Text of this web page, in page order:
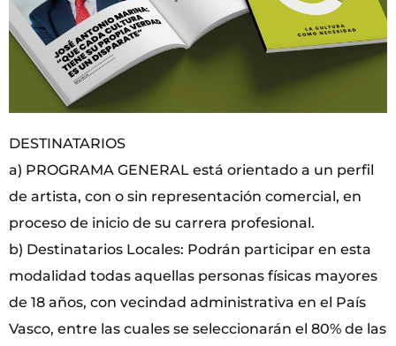
DESTINATARIOS
a) PROGRAMA GENERAL está orientado a un perfil
de artista, con o sin representación comercial, en
proceso de inicio de su carrera profesional.
b) Destinatarios Locales: Podrán participar en esta
modalidad todas aquellas personas físicas mayores
de 18 años, con vecindad administrativa en el País
Vasco, entre las cuales se seleccionarán el 80% de las